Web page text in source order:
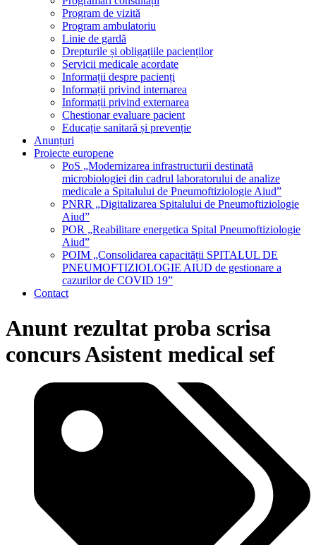
Program de vizită
Program ambulatoriu
Linie de gardă
Drepturile și obligațiile pacienților
Servicii medicale acordate
Informații despre pacienți
Informații privind internarea
Informații privind externarea
Chestionar evaluare pacient
Educație sanitară și prevenție
Anunțuri
Proiecte europene
PoS „Modernizarea infrastructurii destinată
microbiologiei din cadrul laboratorului de analize
medicale a Spitalului de Pneumoftiziologie Aiud”
PNRR „Digitalizarea Spitalului de Pneumoftiziologie
Aiud”
POR „Reabilitare energetica Spital Pneumoftiziologie
Aiud”
POIM „Consolidarea capacității SPITALUL DE
PNEUMOFTIZIOLOGIE AIUD de gestionare a
cazurilor de COVID 19”
Contact
Anunt rezultat proba scrisa
concurs Asistent medical sef